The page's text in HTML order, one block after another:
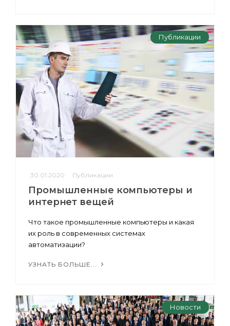
Публикации
30.01.2020 Публикации
Промышленные компьютеры и
интернет вещей
Что такое промышленные компьютеры и какая
их роль в современных системах
автоматизации?
УЗНАТЬ БОЛЬШЕ...
Новости